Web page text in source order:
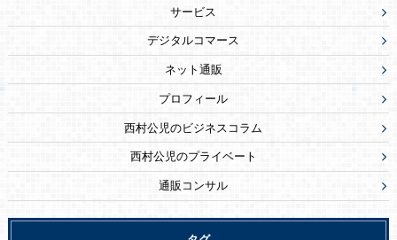
サービス
デジタルコマース
ネット通販
プロフィール
西村公児のビジネスコラム
西村公児のプライベート
通販コンサル